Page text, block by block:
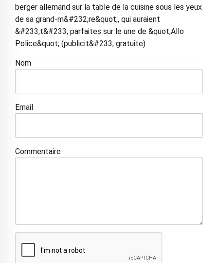
berger allemand sur la table de la cuisine sous les yeux
de sa grand-m&#232;re&quot;, qui auraient
&#233;t&#233; parfaites sur le une de &quot;Allo
Police&quot; (publicit&#233; gratuite)
Nom
Email
Commentaire